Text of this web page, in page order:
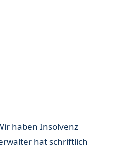
haben Insolvenz
hat schriftlich